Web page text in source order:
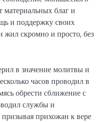
материальных благ и
и поддержку своих
жил скромно и просто, без
в значение молитвы и
часов проводил в
обрести сближение с
службы и
прихожан к вере